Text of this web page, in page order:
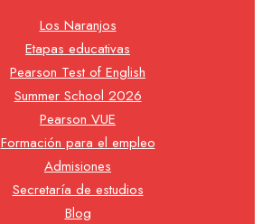
Los Naranjos
Etapas educativas
Pearson Test of English
Summer School 2026
Pearson VUE
Formación para el empleo
Admisiones
Secretaría de estudios
Blog